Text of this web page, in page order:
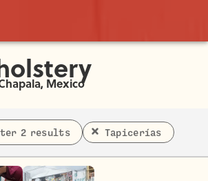
Mexico
2 results Tapicerías